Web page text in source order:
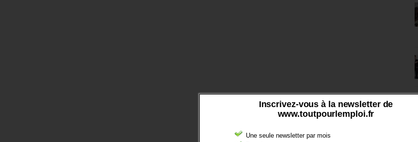
Inscrivez-vous à la newsletter de
www.toutpourlemploi.fr
Une seule newsletter par mois